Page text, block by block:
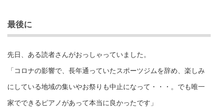
最後に
先日、ある読者さんがおっしゃっていました。
「コロナの影響で、長年通っていたスポーツジムを辞め、楽しみ
にしている地域の集いやお祭りも中止になって・・・。でも唯一
家でできるピアノがあって本当に良かったです」